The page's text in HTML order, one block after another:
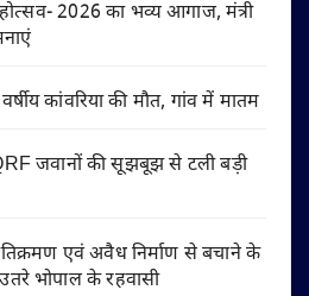
2026 का भव्य आगाज, मंत्री
कांवरिया की मौत, गांव में मातम
जवानों की सूझबूझ से टली बड़ी
एवं अवैध निर्माण से बचाने के
भोपाल के रहवासी